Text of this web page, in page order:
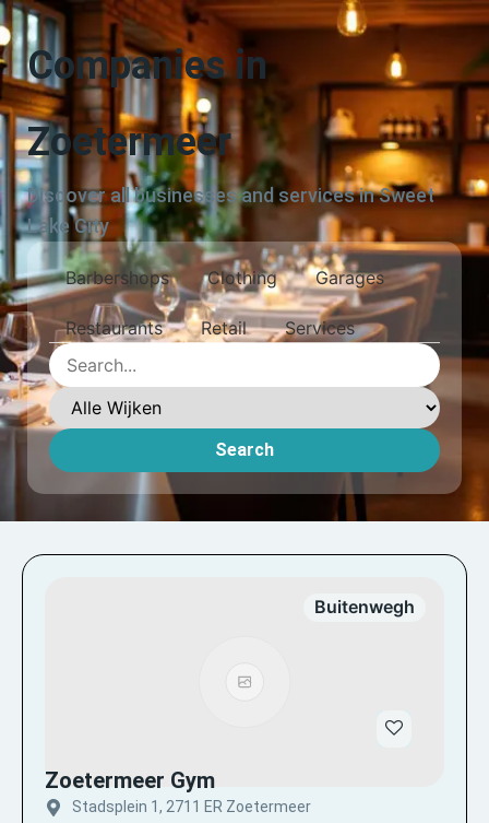
Companies in
Zoetermeer
Discover all businesses and services in Sweet
Lake City
Barbershops Clothing Garages
Restaurants Retail Services
Search
Buitenwegh
Zoetermeer Gym
Stadsplein 1, 2711 ER Zoetermeer